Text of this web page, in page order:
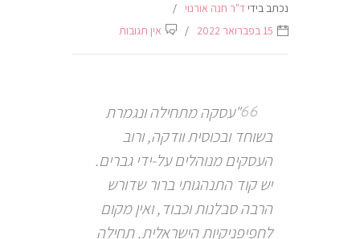
נכתב בידיד"ר חנה אורנוי
15 בפברואר 2022
אין תגובות
"עסקה מתחילה ונגמרת
בשוחד ובכוסית וודקה, ורוב
העסקים מנוהלים על-ידי גברים.
יש קוד התנהגותי ברור שדורש
הרבה סבלנות וכבוד, ואין מקום
לחפיפניקיות הישראלית. תחילה